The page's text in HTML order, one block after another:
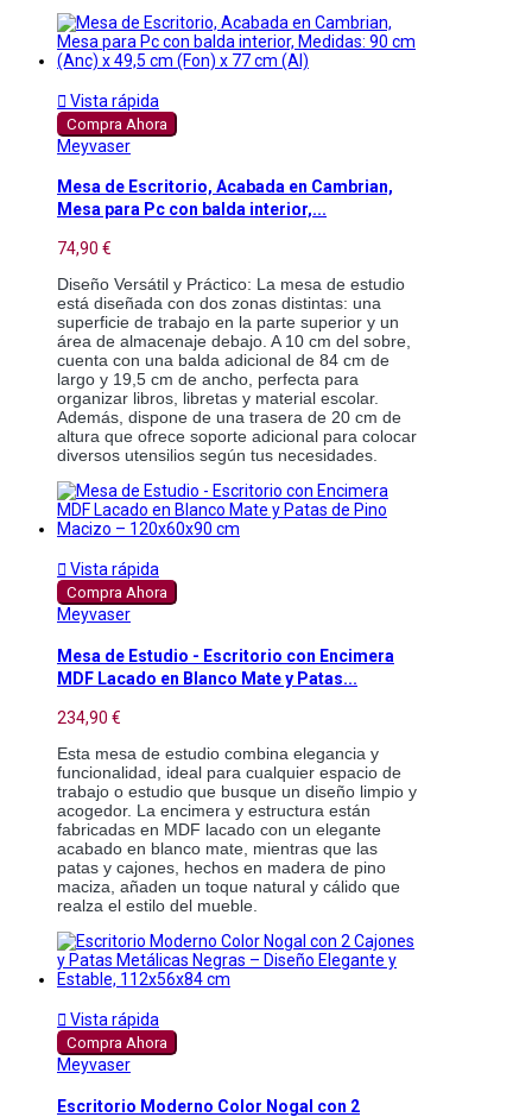
 Vista rápida
Compra Ahora
Meyvaser
Mesa de Escritorio, Acabada en Cambrian,
Mesa para Pc con balda interior,...
74,90 €
Diseño Versátil y Práctico: La mesa de estudio
está diseñada con dos zonas distintas: una
superficie de trabajo en la parte superior y un
área de almacenaje debajo. A 10 cm del sobre,
cuenta con una balda adicional de 84 cm de
largo y 19,5 cm de ancho, perfecta para
organizar libros, libretas y material escolar.
Además, dispone de una trasera de 20 cm de
altura que ofrece soporte adicional para colocar
diversos utensilios según tus necesidades.
 Vista rápida
Compra Ahora
Meyvaser
Mesa de Estudio - Escritorio con Encimera
MDF Lacado en Blanco Mate y Patas...
234,90 €
Esta mesa de estudio combina elegancia y
funcionalidad, ideal para cualquier espacio de
trabajo o estudio que busque un diseño limpio y
acogedor. La encimera y estructura están
fabricadas en MDF lacado con un elegante
acabado en blanco mate, mientras que las
patas y cajones, hechos en madera de pino
maciza, añaden un toque natural y cálido que
realza el estilo del mueble.
 Vista rápida
Compra Ahora
Meyvaser
Escritorio Moderno Color Nogal con 2